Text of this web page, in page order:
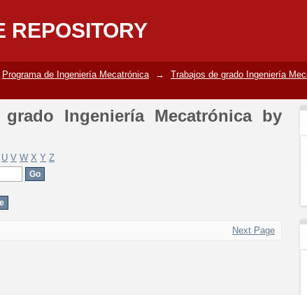
REPOSITORY
Ingeniería Mecatrónica by Author
Programa de Ingeniería Mecatrónica → Trabajos de grado Ingeniería
Ingeniería Mecatrónica by
U V W X Y Z
Next Page